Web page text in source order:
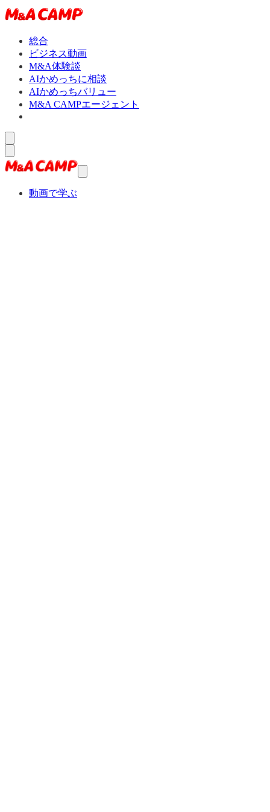
総合
ビジネス動画
M&A体験談
AIかめっちに相談
AIかめっちバリュー
M&A CAMPエージェント
動画で学ぶ